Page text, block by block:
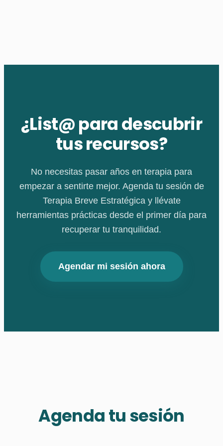
¿List@ para descubrir
tus recursos?
No necesitas pasar años en terapia para
empezar a sentirte mejor. Agenda tu sesión de
Terapia Breve Estratégica y llévate
herramientas prácticas desde el primer día para
recuperar tu tranquilidad.
Agendar mi sesión ahora
Agenda tu sesión